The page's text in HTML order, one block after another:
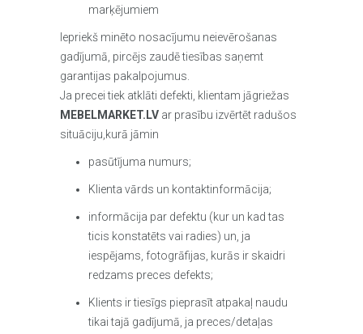
marķējumiem
Iepriekš minēto nosacījumu neievērošanas
gadījumā, pircējs zaudē tiesības saņemt
garantijas pakalpojumus.
Ja precei tiek atklāti defekti, klientam jāgriežas
MEBELMARKET.LV ar prasību izvērtēt radušos
situāciju,kurā jāmin
pasūtījuma numurs;
Klienta vārds un kontaktinformācija;
informācija par defektu (kur un kad tas
ticis konstatēts vai radies) un, ja
iespējams, fotogrāfijas, kurās ir skaidri
redzams preces defekts;
Klients ir tiesīgs pieprasīt atpakaļ naudu
tikai tajā gadījumā, ja preces/detaļas